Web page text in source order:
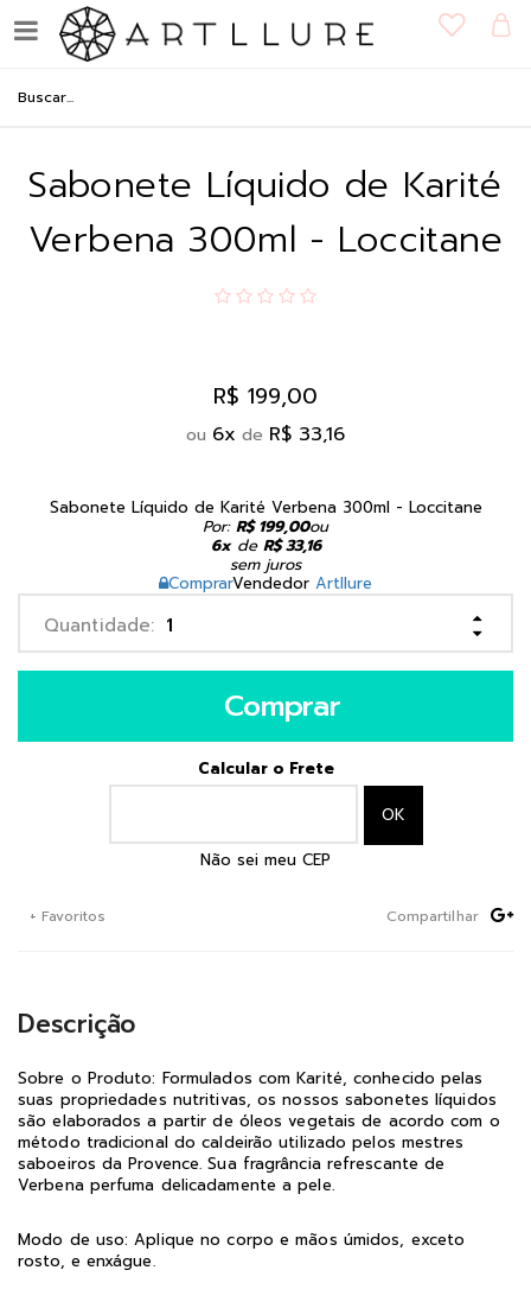
Sabonete Líquido de Karité
Verbena 300ml - Loccitane
R$ 199,00
ou 6x de R$ 33,16
Sabonete Líquido de Karité Verbena 300ml - Loccitane
Por: R$ 199,00ou
6xde R$ 33,16
sem juros
ComprarVendedor Artllure
Comprar
Calcular o Frete
Não sei meu CEP
+ Favoritos Compartilhar
Descrição
Sobre o Produto: Formulados com Karité, conhecido pelas
suas propriedades nutritivas, os nossos sabonetes líquidos
são elaborados a partir de óleos vegetais de acordo com o
método tradicional do caldeirão utilizado pelos mestres
saboeiros da Provence. Sua fragrância refrescante de
Verbena perfuma delicadamente a pele.
Modo de uso: Aplique no corpo e mãos úmidos, exceto
rosto, e enxágue.